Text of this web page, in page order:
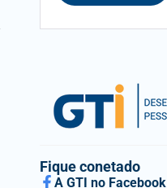
e
f
e
l
Fique conetado
A GTI no Facebook